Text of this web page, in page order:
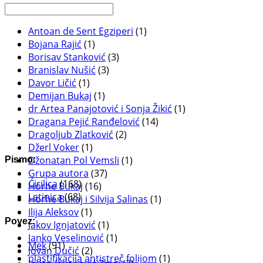
Antoan de Sent Egziperi (1)
Bojana Rajić (1)
Borisav Stanković (3)
Branislav Nušić (3)
Davor Ličić (1)
Demijan Bukaj (1)
dr Artea Panajotović i Sonja Žikić (1)
Dragana Pejić Ranđelović (14)
Dragoljub Zlatković (2)
Džerl Voker(1)
Džonatan Pol Vemsli (1)
Grupa autora (37)
Horhe Bukaj (16)
Horhe Bukaj i Silvija Salinas (1)
Ilija Aleksov(1)
Jakov Ignjatović (1)
Janko Veselinović (1)
Jovan Dučić (2)
Pismo:
Ćirilica (168)
Latinica(68)
Povez:
Mek(91)
plastifikacija antistreč folijom (1)